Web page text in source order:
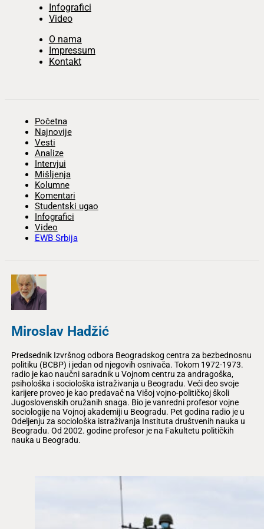
Infografici
Video
O nama
Impressum
Kontakt
Početna
Najnovije
Vesti
Analize
Intervjui
Mišljenja
Kolumne
Komentari
Studentski ugao
Infografici
Video
EWB Srbija
Miroslav Hadžić
Predsednik Izvršnog odbora Beogradskog centra za bezbednosnu
politiku (BCBP) i jedan od njegovih osnivača. Tokom 1972-1973.
radio je kao naučni saradnik u Vojnom centru za andragoška,
psihološka i sociološka istraživanja u Beogradu. Veći deo svoje
karijere proveo je kao predavač na Višoj vojno-političkoj školi
Jugoslovenskih oružanih snaga. Bio je vanredni profesor vojne
sociologije na Vojnoj akademiji u Beogradu. Pet godina radio je u
Odeljenju za sociološka istraživanja Instituta društvenih nauka u
Beogradu. Od 2002. godine profesor je na Fakultetu političkih
nauka u Beogradu.